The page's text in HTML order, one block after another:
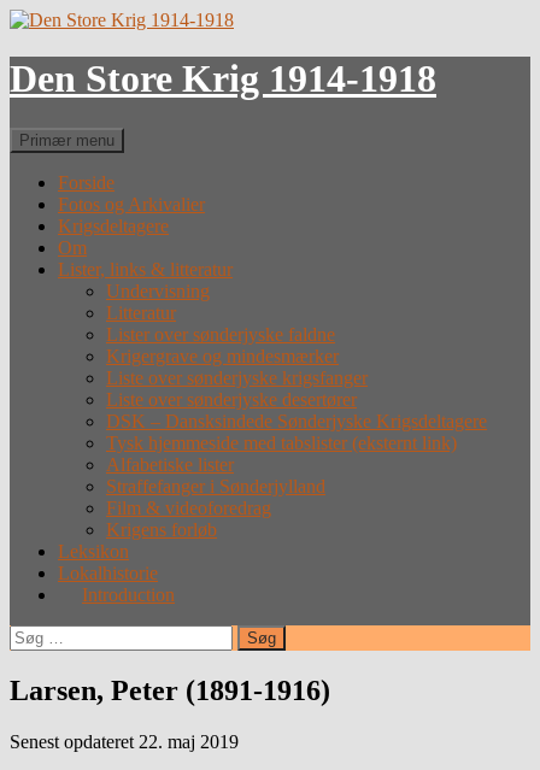
Hop
indhold
Den Store Krig 1914-1918
Søg
Primær menu
Forside
Fotos og Arkivalier
Krigsdeltagere
Om
Lister, links & litteratur
Undervisning
Litteratur
Lister over sønderjyske faldne
Krigergrave og mindesmærker
Liste over sønderjyske krigsfanger
Liste over sønderjyske desertører
DSK – Dansksindede Sønderjyske Krigsdeltagere
Tysk hjemmeside med tabslister (eksternt link)
Alfabetiske lister
Straffefanger i Sønderjylland
Film & videoforedrag
Krigens forløb
Leksikon
Lokalhistorie
Introduction
Søg
efter:
Larsen, Peter (1891-1916)
Senest opdateret 22. maj 2019